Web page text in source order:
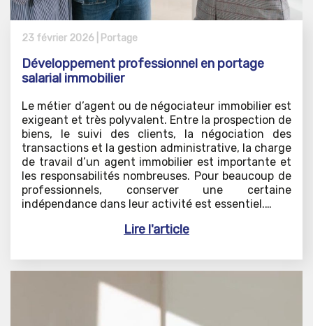
23 février 2026 | Portage
Développement professionnel en portage
salarial immobilier
Le métier d’agent ou de négociateur immobilier est
exigeant et très polyvalent. Entre la prospection de
biens, le suivi des clients, la négociation des
transactions et la gestion administrative, la charge
de travail d’un agent immobilier est importante et
les responsabilités nombreuses. Pour beaucoup de
professionnels, conserver une certaine
indépendance dans leur activité est essentiel.…
Lire l'article